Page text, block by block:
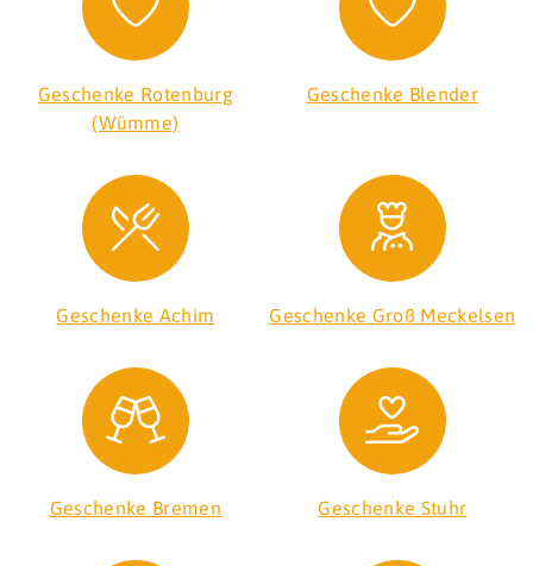
Geschenke Rotenburg
(Wümme)
Geschenke Blender
Geschenke Achim Geschenke Groß Meckelsen
Geschenke Bremen Geschenke Stuhr